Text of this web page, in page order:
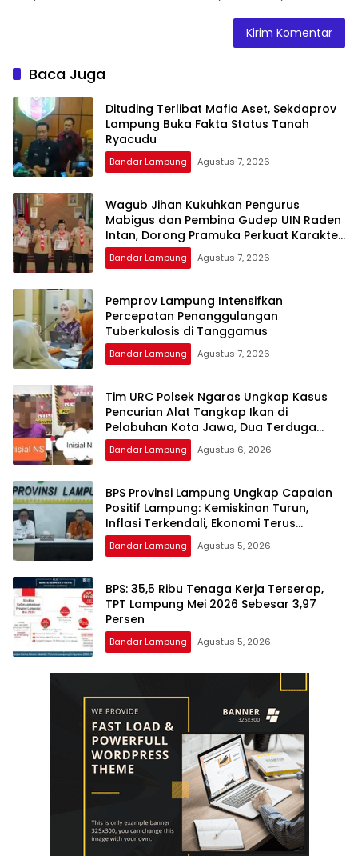
Baca Juga
Dituding Terlibat Mafia Aset, Sekdaprov
Lampung Buka Fakta Status Tanah
Ryacudu
Bandar Lampung Agustus 7, 2026
Wagub Jihan Kukuhkan Pengurus
Mabigus dan Pembina Gudep UIN Raden
Intan, Dorong Pramuka Perkuat Karakter
Generasi Muda
Bandar Lampung Agustus 7, 2026
Pemprov Lampung Intensifkan
Percepatan Penanggulangan
Tuberkulosis di Tanggamus
Bandar Lampung Agustus 7, 2026
Tim URC Polsek Ngaras Ungkap Kasus
Pencurian Alat Tangkap Ikan di
Pelabuhan Kota Jawa, Dua Terduga
Pelaku Diamankan.
Bandar Lampung Agustus 6, 2026
BPS Provinsi Lampung Ungkap Capaian
Positif Lampung: Kemiskinan Turun,
Inflasi Terkendali, Ekonomi Terus
Tumbuh
Bandar Lampung Agustus 5, 2026
BPS: 35,5 Ribu Tenaga Kerja Terserap,
TPT Lampung Mei 2026 Sebesar 3,97
Persen
Bandar Lampung Agustus 5, 2026